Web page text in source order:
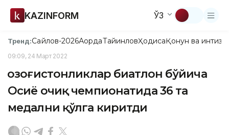
KAZINFORM ЎЗ
Тренд:Сайлов-2026АқордаТайинловҲодисаҚонун ва
09:09, 24 Март 2022
Қозоғистонликлар биатлон бўйича
Осиё очиқ чемпионатида 36 та
медални қўлга киритди